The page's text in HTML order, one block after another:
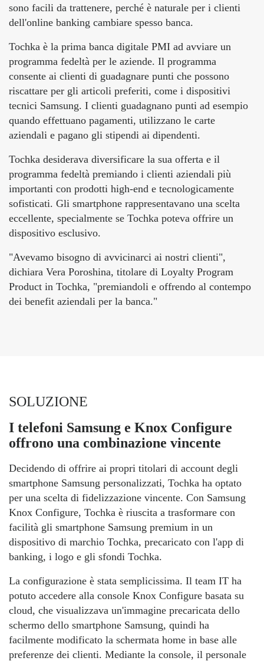
sono facili da trattenere, perché è naturale per i clienti
dell'online banking cambiare spesso banca.
Tochka è la prima banca digitale PMI ad avviare un
programma fedeltà per le aziende. Il programma
consente ai clienti di guadagnare punti che possono
riscattare per gli articoli preferiti, come i dispositivi
tecnici Samsung. I clienti guadagnano punti ad esempio
quando effettuano pagamenti, utilizzano le carte
aziendali e pagano gli stipendi ai dipendenti.
Tochka desiderava diversificare la sua offerta e il
programma fedeltà premiando i clienti aziendali più
importanti con prodotti high-end e tecnologicamente
sofisticati. Gli smartphone rappresentavano una scelta
eccellente, specialmente se Tochka poteva offrire un
dispositivo esclusivo.
"Avevamo bisogno di avvicinarci ai nostri clienti",
dichiara Vera Poroshina, titolare di Loyalty Program
Product in Tochka, "premiandoli e offrendo al contempo
dei benefit aziendali per la banca."
SOLUZIONE
I telefoni Samsung e Knox Configure
offrono una combinazione vincente
Decidendo di offrire ai propri titolari di account degli
smartphone Samsung personalizzati, Tochka ha optato
per una scelta di fidelizzazione vincente. Con Samsung
Knox Configure, Tochka è riuscita a trasformare con
facilità gli smartphone Samsung premium in un
dispositivo di marchio Tochka, precaricato con l'app di
banking, i logo e gli sfondi Tochka.
La configurazione è stata semplicissima. Il team IT ha
potuto accedere alla console Knox Configure basata su
cloud, che visualizzava un'immagine precaricata dello
schermo dello smartphone Samsung, quindi ha
facilmente modificato la schermata home in base alle
preferenze dei clienti. Mediante la console, il personale